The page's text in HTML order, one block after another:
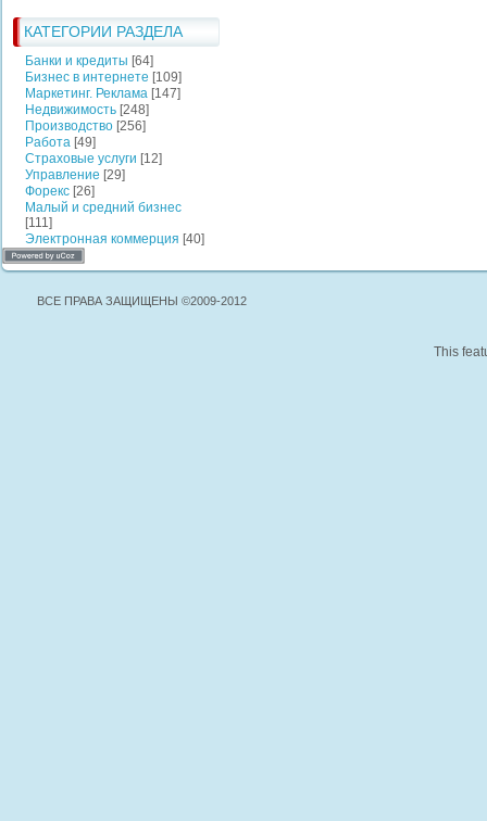
КАТЕГОРИИ РАЗДЕЛА
Банки и кредиты [64]
Бизнес в интернете [109]
Маркетинг. Реклама [147]
Недвижимость [248]
Производство [256]
Работа [49]
Страховые услуги [12]
Управление [29]
Форекс [26]
Малый и средний бизнес
[111]
Электронная коммерция [40]
ВСЕ ПРАВА ЗАЩИЩЕНЫ ©2009-2012
This